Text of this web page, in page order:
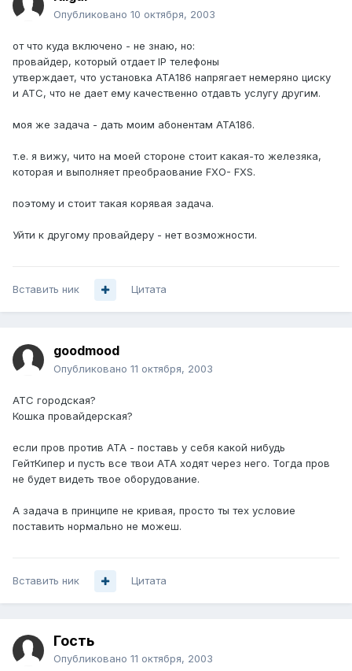
Опубликовано 10 октября, 2003
от что куда включено - не знаю, но:
провайдер, который отдает IP телефоны
утверждает, что установка АТА186 напрягает немеряно циску
и АТС, что не дает ему качественно отдавть услугу другим.
моя же задача - дать моим абонентам АТА186.
т.е. я вижу, чито на моей стороне стоит какая-то железяка,
которая и выполняет преобраование FXO- FXS.
поэтому и стоит такая корявая задача.
Уйти к другому провайдеру - нет возможности.
Вставить ник Цитата
goodmood
Опубликовано 11 октября, 2003
АТС городская?
Кошка провайдерская?
если пров против АТА - поставь у себя какой нибудь
ГейтКипер и пусть все твои АТА ходят через него. Тогда пров
не будет видеть твое оборудование.
А задача в принципе не кривая, просто ты тех условие
поставить нормально не можеш.
Вставить ник Цитата
Гость
Опубликовано 11 октября, 2003